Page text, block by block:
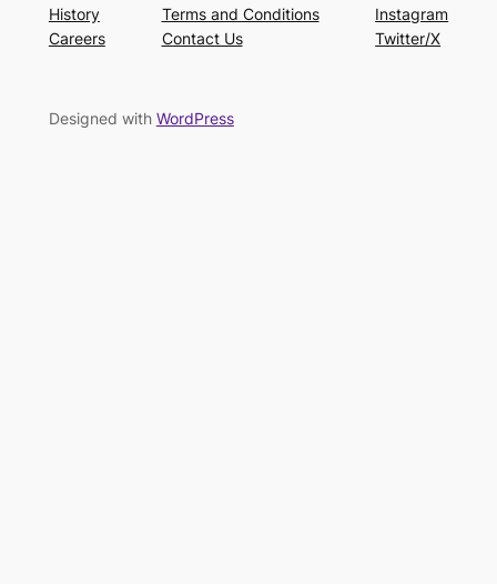
History
Careers
Terms and Conditions
Contact Us
Instagram
Twitter/X
Designed with WordPress